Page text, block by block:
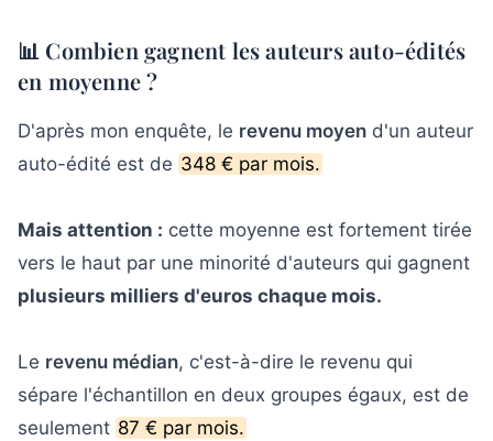
📊 Combien gagnent les auteurs auto-édités
en moyenne ?
D'après mon enquête, le revenu moyen d'un auteur
auto-édité est de 348 € par mois.
Mais attention : cette moyenne est fortement tirée
vers le haut par une minorité d'auteurs qui gagnent
plusieurs milliers d'euros chaque mois.
Le revenu médian, c'est-à-dire le revenu qui
sépare l'échantillon en deux groupes égaux, est de
seulement 87 € par mois.